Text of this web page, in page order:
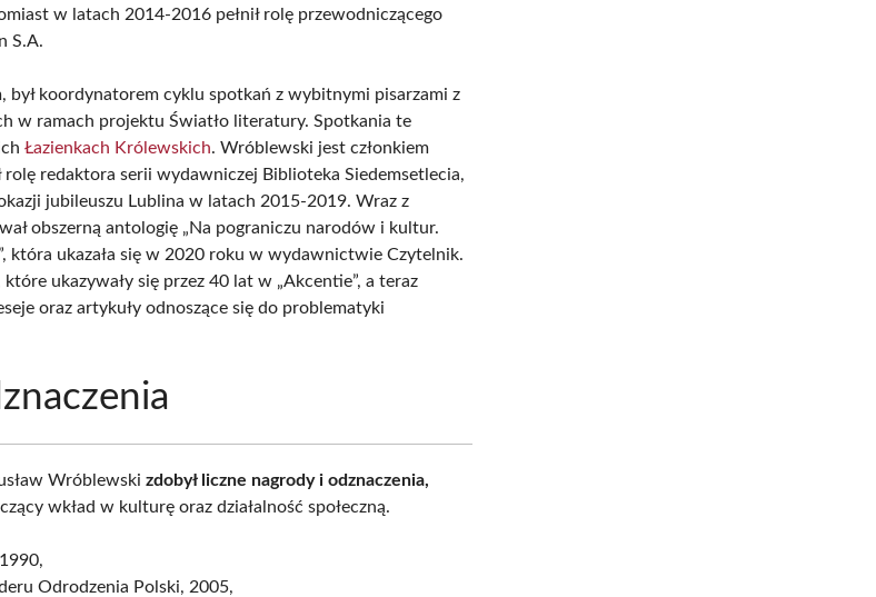
w latach 2014-2016 pełnił rolę przewodniczącego
S.A.
był koordynatorem cyklu spotkań z wybitnymi pisarzami z
w ramach projektu Światło literatury. Spotkania te
Łazienkach Królewskich. Wróblewski jest członkiem
rolę redaktora serii wydawniczej Biblioteka Siedemsetlecia,
jubileuszu Lublina w latach 2015-2019. Wraz z
obszerną antologię „Na pograniczu narodów i kultur.
która ukazała się w 2020 roku w wydawnictwie Czytelnik.
ukazywały się przez 40 lat w „Akcentie”, a teraz
oraz artykuły odnoszące się do problematyki
Wróblewskizdobył liczne nagrody i odznaczenia,
wkład w kulturę oraz działalność społeczną.
Odrodzenia Polski, 2005,